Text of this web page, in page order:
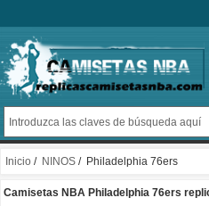
Inicio / NINOS / Philadelphia 76ers
Camisetas NBA Philadelphia 76ers